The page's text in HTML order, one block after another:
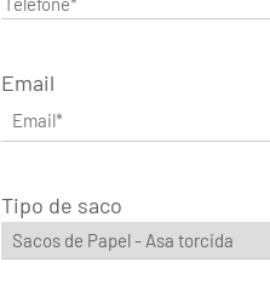
Email
Tipo de saco